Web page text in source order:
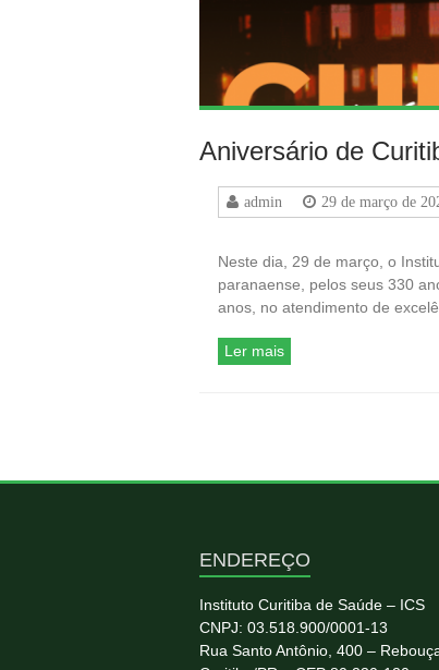
Aniversário de
admin 29 de março de
Neste dia, 29 de março, o
paranaense, pelos seus 330
anos, no atendimento de
Ler mais
ENDEREÇO
Instituto Curitiba de Saúde – ICS
CNPJ: 03.518.900/0001-13
Rua Santo Antônio, 400 –